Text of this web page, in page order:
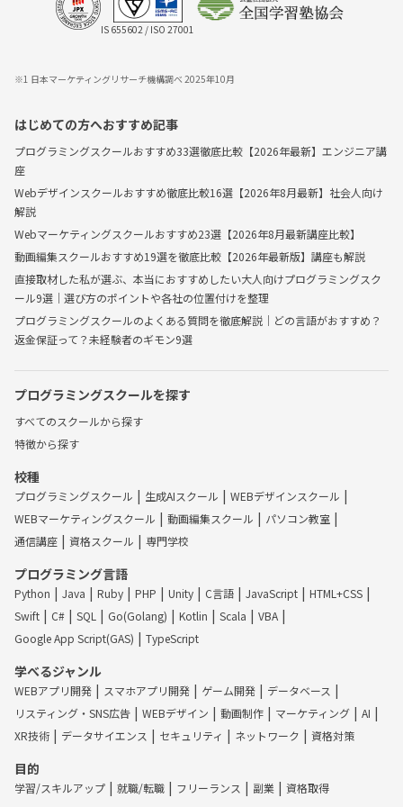
IS 655602 / ISO 27001
※1 日本マーケティングリサーチ機構調べ 2025年10月
はじめての方へおすすめ記事
プログラミングスクールおすすめ33選徹底比較【2026年最新】エンジニア講
座
Webデザインスクールおすすめ徹底比較16選【2026年8月最新】社会人向け
解説
Webマーケティングスクールおすすめ23選【2026年8月最新講座比較】
動画編集スクールおすすめ19選を徹底比較【2026年最新版】講座も解説
直接取材した私が選ぶ、本当におすすめしたい大人向けプログラミングスク
ール9選｜選び方のポイントや各社の位置付けを整理
プログラミングスクールのよくある質問を徹底解説｜どの言語がおすすめ？
返金保証って？未経験者のギモン9選
プログラミングスクールを探す
すべてのスクールから探す
特徴から探す
校種
プログラミングスクール 生成AIスクール
WEBデザインスクール
WEBマーケティングスクール
動画編集スクール
パソコン教室
通信講座
資格スクール 専門学校
プログラミング言語
Python Java Ruby PHP Unity C言語 JavaScript
HTML+CSS
Swift
C# SQL Go(Golang) Kotlin Scala
VBA
Google App Script(GAS)
TypeScript
学べるジャンル
WEBアプリ開発 スマホアプリ開発 ゲーム開発
データベース
リスティング・SNS広告
WEBデザイン 動画制作 マーケティング
AI
XR技術
データサイエンス セキュリティ ネットワーク 資格対策
目的
学習/スキルアップ 就職/転職 フリーランス 副業 資格取得